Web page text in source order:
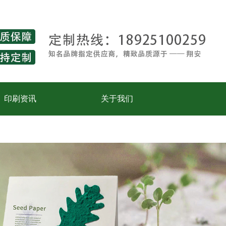
印刷资讯 关于我们